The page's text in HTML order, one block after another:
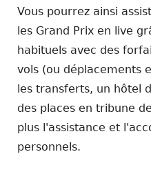
Vous pourrez ainsi
les Grand Prix en live
habituels avec des
vols (ou déplacements
les transferts, un hôtel
des places en tribune
plus l'assistance et
personnels.